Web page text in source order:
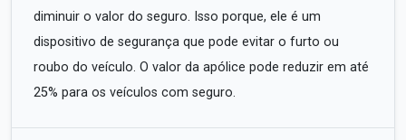
diminuir o valor do seguro. Isso porque, ele é um
dispositivo de segurança que pode evitar o furto ou
roubo do veículo. O valor da apólice pode reduzir em até
25% para os veículos com seguro.